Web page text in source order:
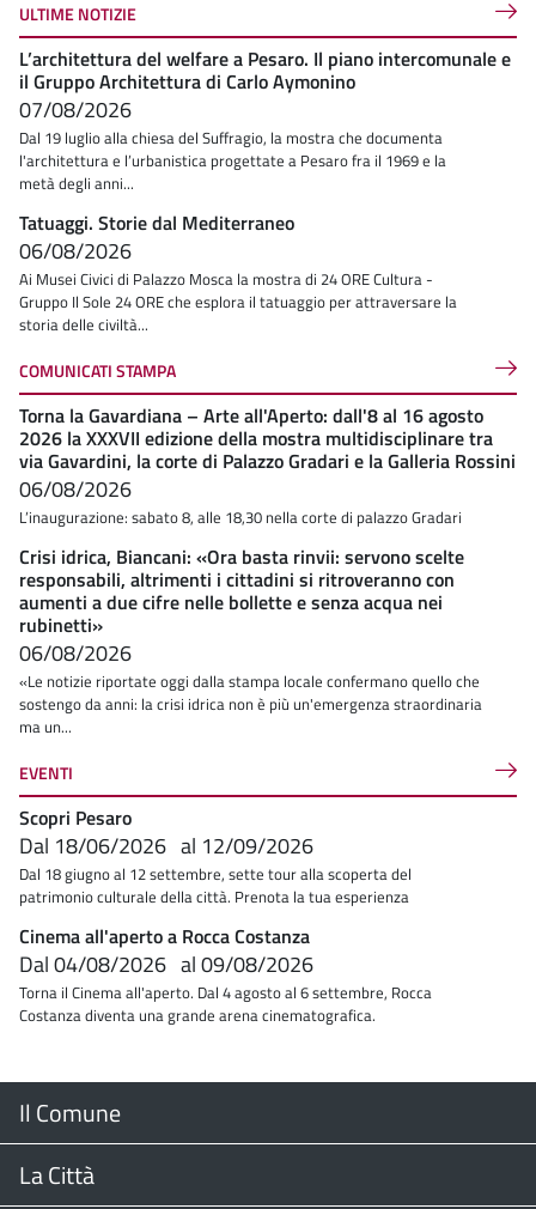
ULTIME NOTIZIE
L’architettura del welfare a Pesaro. Il piano intercomunale e
il Gruppo Architettura di Carlo Aymonino
07/08/2026
Dal 19 luglio alla chiesa del Suffragio, la mostra che documenta
l'architettura e l’urbanistica progettate a Pesaro fra il 1969 e la
metà degli anni...
Tatuaggi. Storie dal Mediterraneo
06/08/2026
Ai Musei Civici di Palazzo Mosca la mostra di 24 ORE Cultura -
Gruppo Il Sole 24 ORE che esplora il tatuaggio per attraversare la
storia delle civiltà...
COMUNICATI STAMPA
Torna la Gavardiana – Arte all'Aperto: dall'8 al 16 agosto
2026 la XXXVII edizione della mostra multidisciplinare tra
via Gavardini, la corte di Palazzo Gradari e la Galleria Rossini
06/08/2026
L’inaugurazione: sabato 8, alle 18,30 nella corte di palazzo Gradari
Crisi idrica, Biancani: «Ora basta rinvii: servono scelte
responsabili, altrimenti i cittadini si ritroveranno con
aumenti a due cifre nelle bollette e senza acqua nei
rubinetti»
06/08/2026
«Le notizie riportate oggi dalla stampa locale confermano quello che
sostengo da anni: la crisi idrica non è più un'emergenza straordinaria
ma un...
EVENTI
Scopri Pesaro
Dal 18/06/2026 al 12/09/2026
Dal 18 giugno al 12 settembre, sette tour alla scoperta del
patrimonio culturale della città. Prenota la tua esperienza
Cinema all'aperto a Rocca Costanza
Dal04/08/2026 al09/08/2026
Torna il Cinema all'aperto. Dal 4 agosto al 6 settembre, Rocca
Costanza diventa una grande arena cinematografica.
Menu
Footer
Il Comune
Il Sindaco
La Città